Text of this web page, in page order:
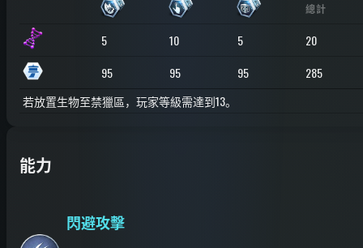
總計
5 10 5
20
95
95 95
285
若放置生物至禁獵區，玩家等級需達到13。
能力
閃避攻擊